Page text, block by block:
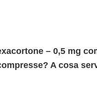
– 0,5 mg
A cosa